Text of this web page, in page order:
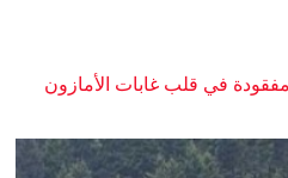
في قلب غابات الأمازون